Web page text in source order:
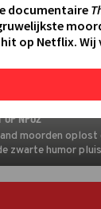
OP NPO2
moorden oplost
zwarte humor
documentaire
op Netflix. Wij